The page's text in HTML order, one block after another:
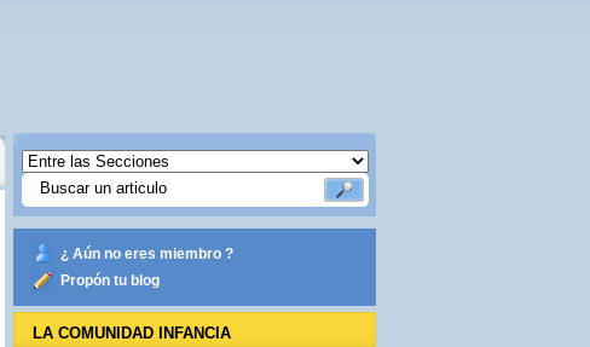
¿ Aún no eres miembro ?
Propón tu blog
LA COMUNIDAD INFANCIA